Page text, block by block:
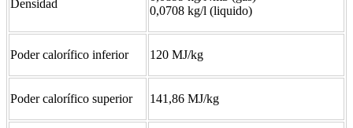
Densidad
0,0708 kg/l (liquido)
Poder calorífico inferior 120 MJ/kg
Poder calorífico superior 141,86 MJ/kg